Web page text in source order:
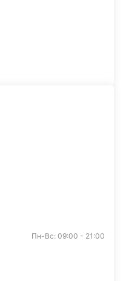
Пн-Вс: 09:00 - 21:00